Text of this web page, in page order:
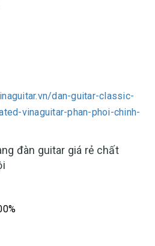
dan-guitar-classic-
vinaguitar-phan-phoi-chinh-
đàn guitar giá rẻ chất